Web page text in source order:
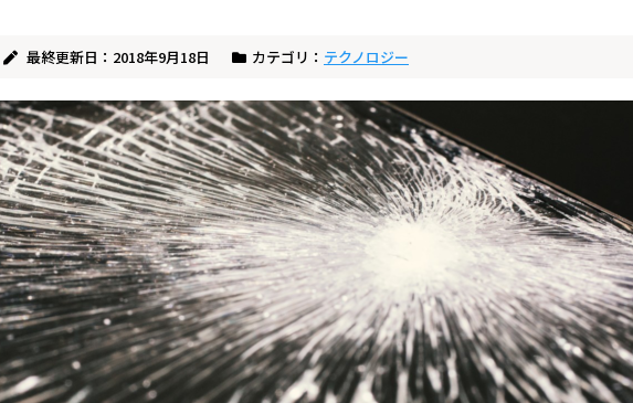
最終更新日：2018年9月18日 カテゴリ： テクノロジー